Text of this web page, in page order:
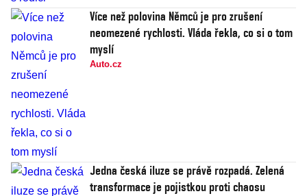
Více než polovina Němců je pro zrušení
neomezené rychlosti. Vláda řekla, co si o tom
myslí
Auto.cz
Jedna česká iluze se právě rozpadá. Zelená
transformace je pojistkou proti chaosu